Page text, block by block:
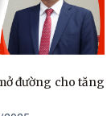
đường cho tăng